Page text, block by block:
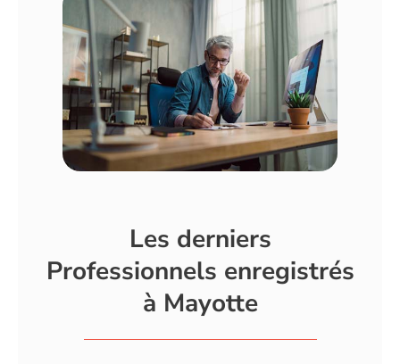
Les derniers
Professionnels enregistrés
à Mayotte